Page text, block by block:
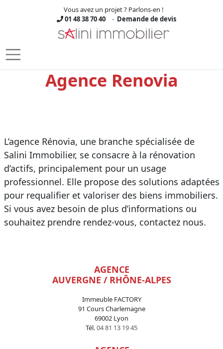
Skip to main content
Vous avez un projet ? Parlons-en !
01 48 38 70 40
- Demande de devis
Agence Renovia
L’agence Rénovia, une branche spécialisée de
Salini Immobilier, se consacre à la rénovation
d’actifs, principalement pour un usage
professionnel. Elle propose des solutions adaptées
pour requalifier et valoriser des biens immobiliers.
Si vous avez besoin de plus d’informations ou
souhaitez prendre rendez-vous, contactez nous.
AGENCE
AUVERGNE / RHÔNE-ALPES
Immeuble FACTORY
91 Cours Charlemagne
69002 Lyon
Tél.04 81 13 19 45